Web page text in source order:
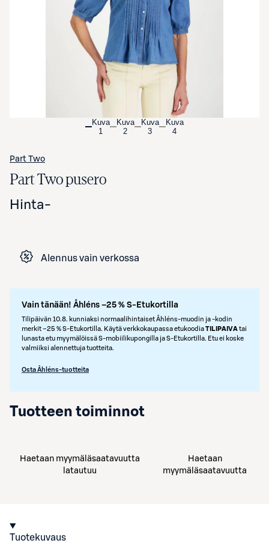
Avaa tuotekuva suurennettuna
Kuva
1
Kuva
2
Kuva
3
Kuva
4
Part Two
Part Two pusero
Hinta-
Alennus vain verkossa
Vain tänään! Åhléns –25 % S-Etukortilla
Tilipäivän 10.8. kunniaksi normaalihintaiset Åhléns-muodin ja -kodin
merkit –25 % S‑Etukortilla. Käytä verkkokaupassa etukoodiaTILIPAIVAtai
lunasta etu myymälöissä S‑mobiilikupongilla ja S‑Etukortilla. Etu ei koske
valmiiksi alennettuja tuotteita.
Osta Åhléns-tuotteita
Tuotteen toiminnot
Haetaan myymäläsaatavuutta
latautuu
Haetaan
myymäläsaatavuutta
Tuotekuvaus